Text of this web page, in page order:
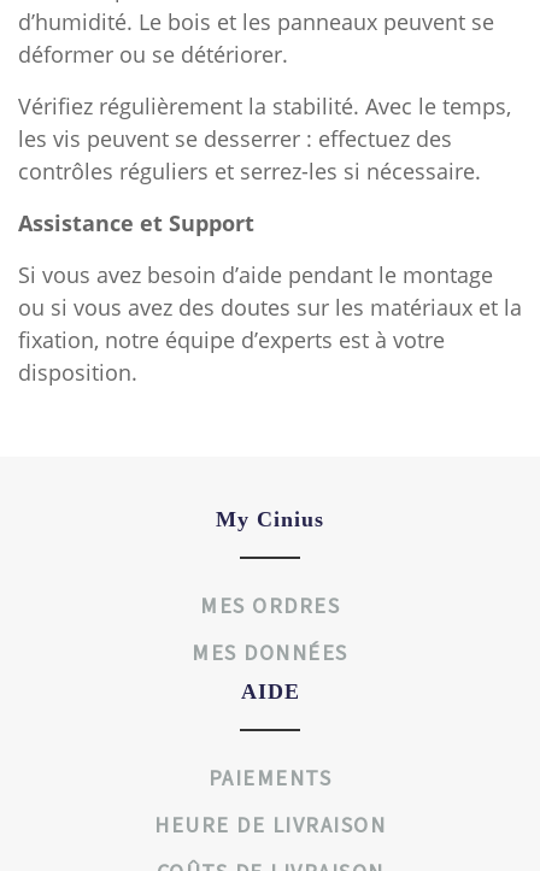
d’humidité. Le bois et les panneaux peuvent se
déformer ou se détériorer.
Vérifiez régulièrement la stabilité. Avec le temps,
les vis peuvent se desserrer : effectuez des
contrôles réguliers et serrez-les si nécessaire.
Assistance et Support
Si vous avez besoin d’aide pendant le montage
ou si vous avez des doutes sur les matériaux et la
fixation, notre équipe d’experts est à votre
disposition.
My Cinius
MES ORDRES
MES DONNÉES
AIDE
PAIEMENTS
HEURE DE LIVRAISON